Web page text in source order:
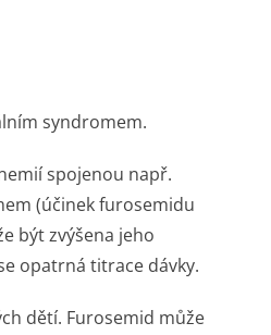
syndromem.
spojenou např.
(účinek furosemidu
být zvýšena jeho
opatrná titrace dávky.
dětí. Furosemid může